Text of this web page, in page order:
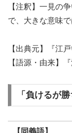
【注釈】一見の
で、大きな意味
【出典元】『江
【語源・由来】
「負けるが
【同義語】